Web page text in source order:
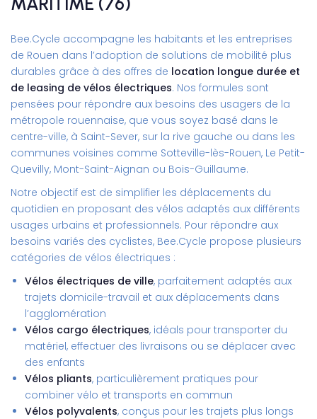
Bee.Cycle accompagne les habitants et les entreprises
de Rouen dans l’adoption de solutions de mobilité plus
durables grâce à des offres de location longue durée et
de leasing de vélos électriques. Nos formules sont
pensées pour répondre aux besoins des usagers de la
métropole rouennaise, que vous soyez basé dans le
centre-ville, à Saint-Sever, sur la rive gauche ou dans les
communes voisines comme Sotteville-lès-Rouen, Le Petit-
Quevilly, Mont-Saint-Aignan ou Bois-Guillaume.
Notre objectif est de simplifier les déplacements du
quotidien en proposant des vélos adaptés aux différents
usages urbains et professionnels. Pour répondre aux
besoins variés des cyclistes, Bee.Cycle propose plusieurs
catégories de vélos électriques :
Vélos électriques de ville, parfaitement adaptés aux
trajets domicile-travail et aux déplacements dans
l’agglomération
Vélos cargo électriques, idéals pour transporter du
matériel, effectuer des livraisons ou se déplacer avec
des enfants
Vélos pliants, particulièrement pratiques pour
combiner vélo et transports en commun
Vélos polyvalents, conçus pour les trajets plus longs